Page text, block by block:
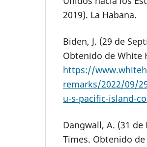
2019). La Habana.
Biden, J. (29 de
Obtenido de White
https://
remarks/2022/09/
u-s-pacific-island-
Dangwall, A. (31 de
Times. Obtenido